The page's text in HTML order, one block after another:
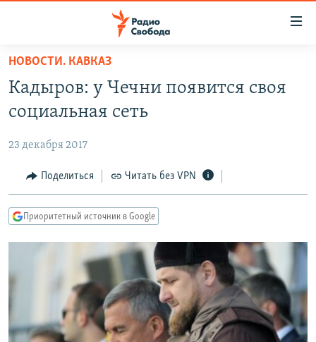
упрощенного
доступа
основному
Вернутся
главной
навигации
Вернутся
поиску
ПОДКАСТЫ
ЦИТАТЫ СВОБОДЫ
МНЕНИЯ
IDEL.РЕАЛИИ
КАВКАЗ.РЕАЛИИ
СЕВЕР.РЕАЛИИ
СИБИРЬ.РЕАЛИИ
РАСПИСАНИЕ ВЕЩАНИЯ
НОВОСТИ. КАВКАЗ
Кадыров: у Чечни появится своя
социальная сеть
23 декабря 2017
Поделиться Читать без VPN
Приоритетный источник в Google